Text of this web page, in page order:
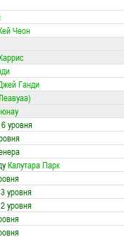
Чеон
Ганди
уровня
Калутара Парк
уровня
уровня